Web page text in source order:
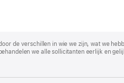
de verschillen in wie we zijn, wat we
we alle sollicitanten eerlijk en